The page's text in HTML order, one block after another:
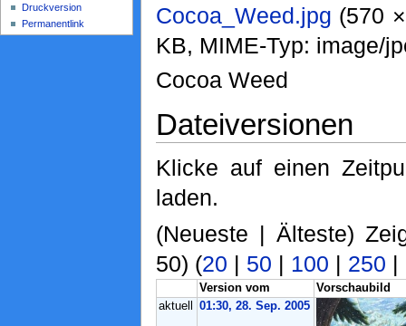
Cocoa_Weed.jpg
(570
KB, MIME-Typ: image/
Cocoa Weed
Dateiversionen
Klicke auf einen
laden.
(Neueste | Älteste)
50) (20 | 50 | 100 | 250 |
Version vom
Vorschaubild
aktuell
01:30, 28. Sep. 2005
Druckversion
Permanentlink